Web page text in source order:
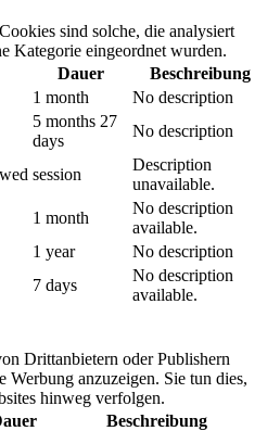
sind solche, die analysiert
Kategorie eingeordnet wurden.
Dauer
Beschreibung
1 month
No description
5 months 27
days
No description
session
Description
unavailable.
1 month
No description
available.
1 year
No description
7 days
No description
available.
Drittanbietern oder Publishern
Werbung anzuzeigen. Sie tun dies,
hinweg verfolgen.
Beschreibung